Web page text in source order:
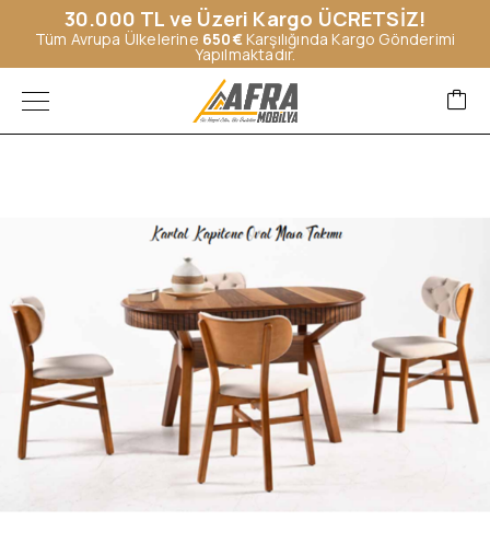
30.000 TL ve Üzeri Kargo ÜCRETSİZ!
Tüm Avrupa Ülkelerine 650€Karşılığında Kargo Gönderimi
Yapılmaktadır.